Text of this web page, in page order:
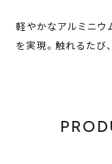
軽やかなアルミニウ
を実現。 触れるたび